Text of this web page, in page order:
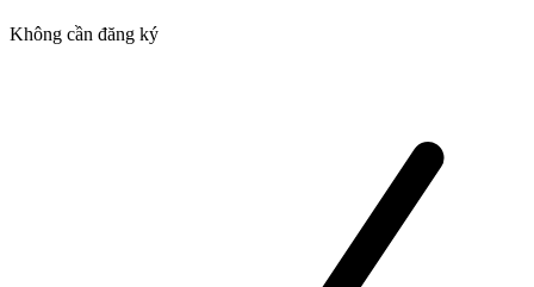
Không cần đăng ký